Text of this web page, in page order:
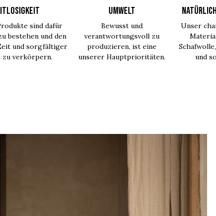
sind dafür
bestehen und den
und sorgfältiger
zu verkörpern.
UMWELT
Bewusst und
verantwortungsvoll zu
produzieren, ist eine
unserer Hauptprioritäten.
Unser
und